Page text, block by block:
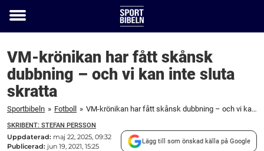
Toggle
VM-krönikan har fått skånsk
dubbning – och vi kan inte sluta
skratta
Sportbibeln » Fotboll » VM-krönikan har fått skånsk dubbning – och vi kan inte sluta skratta
SKRIBENT: STEFAN PERSSON
Uppdaterad: maj 22, 2025, 09:32
Publicerad: jun 19, 2021, 15:25
Lägg till som önskad källa på Google